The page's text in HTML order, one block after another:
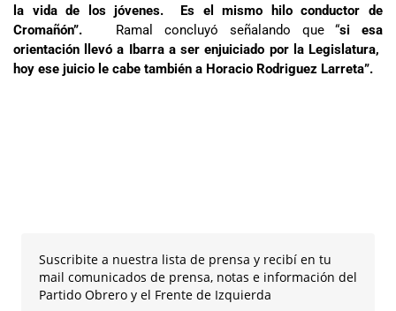
la vida de los jóvenes. Es el mismo hilo conductor de
Cromañón”. Ramal concluyó señalando que “si esa
orientación llevó a Ibarra a ser enjuiciado por la Legislatura,
hoy ese juicio le cabe también a Horacio Rodriguez Larreta”.
Suscribite a nuestra lista de prensa y recibí en tu
mail comunicados de prensa, notas e información del
Partido Obrero y el Frente de Izquierda